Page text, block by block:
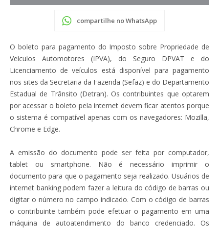
compartilhe no WhatsApp
O boleto para pagamento do Imposto sobre Propriedade de
Veículos Automotores (IPVA), do Seguro DPVAT e do
Licenciamento de veículos está disponível para pagamento
nos sites da Secretaria da Fazenda (Sefaz) e do Departamento
Estadual de Trânsito (Detran). Os contribuintes que optarem
por acessar o boleto pela internet devem ficar atentos porque
o sistema é compatível apenas com os navegadores: Mozilla,
Chrome e Edge.
A emissão do documento pode ser feita por computador,
tablet ou smartphone. Não é necessário imprimir o
documento para que o pagamento seja realizado. Usuários de
internet banking podem fazer a leitura do código de barras ou
digitar o número no campo indicado. Com o código de barras
o contribuinte também pode efetuar o pagamento em uma
máquina de autoatendimento do banco credenciado. Os